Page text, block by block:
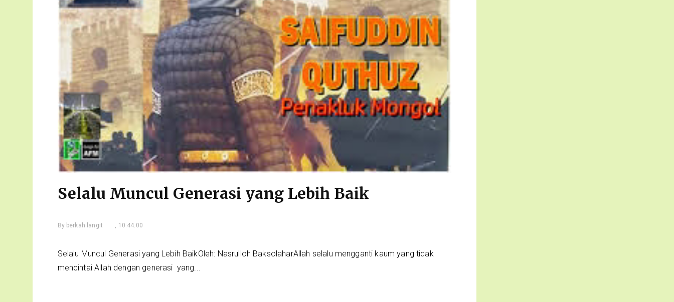
Selalu Muncul Generasi yang Lebih Baik
By berkah langit , 10.44.00
Selalu Muncul Generasi yang Lebih BaikOleh: Nasrulloh BaksolaharAllah selalu mengganti kaum yang tidak
mencintai Allah dengan generasi yang...